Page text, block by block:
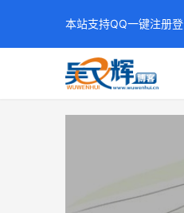
本站支持QQ一键注册